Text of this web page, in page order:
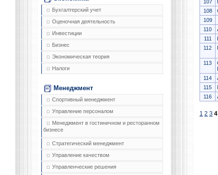
Бухгалтерский учет
Оценочная деятельность
Инвестиции
Бизнес
Экономическая теория
Налоги
Менеджмент
Спортивный менеджмент
Управление персоналом
Менеджмент в гостиничном и ресторанном
бизнесе
Стратегический менеджмент
Управление качеством
Управленческие решения
107
108
109
110
111
112
113
114
115
116
1 2 3 4